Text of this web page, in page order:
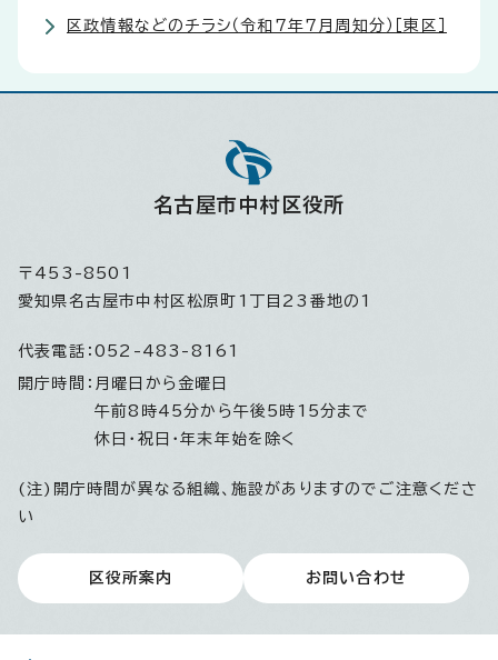
区政情報などのチラシ（令和7年7月周知分）［東区］
名古屋市中村区役所
〒453-8501
愛知県名古屋市中村区松原町1丁目23番地の1
代表電話： 052-483-8161
開庁時間： 月曜日から金曜日
午前8時45分から午後5時15分まで
休日・祝日・年末年始を除く
(注)開庁時間が異なる組織、施設がありますのでご注意くださ
い
区役所案内 お問い合わせ